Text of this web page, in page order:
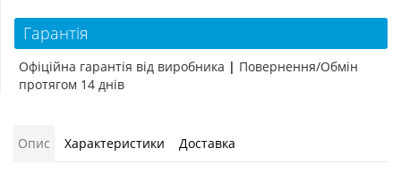
Гарантія
Офіційна гарантія від виробника | Повернення/Обмін
протягом 14 днів
Опис Характеристики Доставка